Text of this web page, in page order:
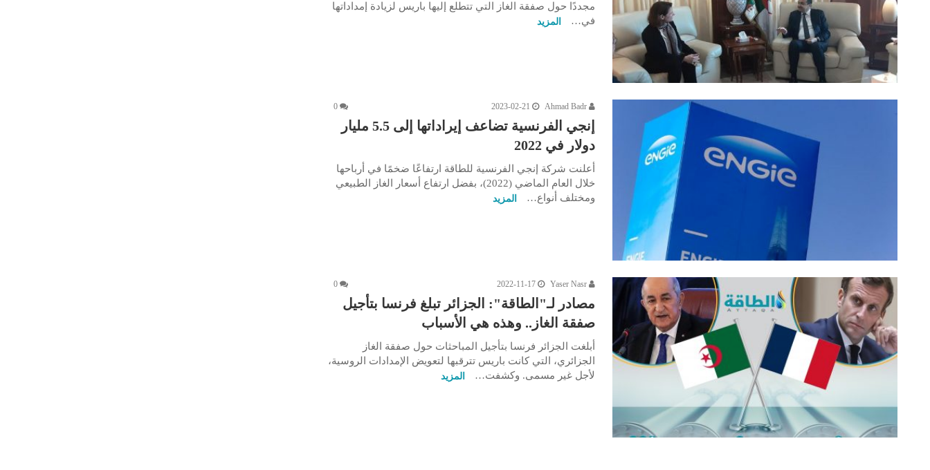
مجددًا حول صفقة الغاز التي تتطلع إليها باريس لزيادة إمداداتها
في…
المزيد
Ahmad Badr
2023-02-21
0
إنجي الفرنسية تضاعف إيراداتها إلى 5.5 مليار
دولار في 2022
أعلنت شركة إنجي الفرنسية للطاقة ارتفاعًا ضخمًا في أرباحها
خلال العام الماضي (2022)، بفضل ارتفاع أسعار الغاز الطبيعي
ومختلف أنواع…
المزيد
Yaser Nasr
2022-11-17
0
مصادر لـ"الطاقة": الجزائر تبلغ فرنسا بتأجيل
صفقة الغاز.. وهذه هي الأسباب
أبلغت الجزائر فرنسا بتأجيل المباحثات حول صفقة الغاز
الجزائري، التي كانت باريس تترقبها لتعويض الإمدادات الروسية،
لأجل غير مسمى. وكشفت…
المزيد